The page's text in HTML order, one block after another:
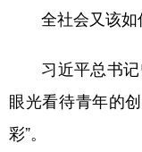
全社会又该如何
习近平总书记
眼光看待青年的
彩”。